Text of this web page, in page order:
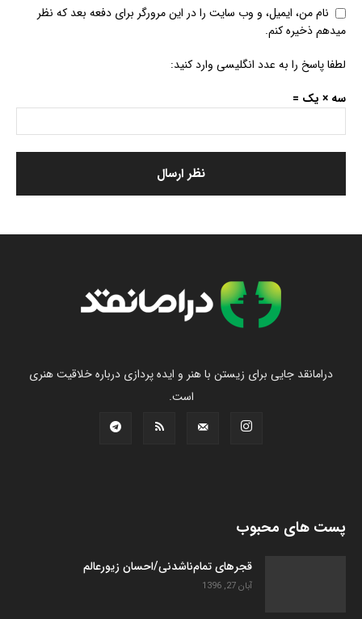
نام من، ایمیل، و وب سایت را در این مرورگر برای دفعه بعد که نظر
میدهم ذخیره کنم.
لطفا پاسخ را به عدد انگلیسی وارد کنید:
سه × یک =
درامانقد جایی برای زیستن با هنر و ایده پردازی درباره خلاقیت هنری
است.
پست های محبوب
قجرهای تمام‌ناشدنی/احسان زیورعالم
آبان 27, 1396